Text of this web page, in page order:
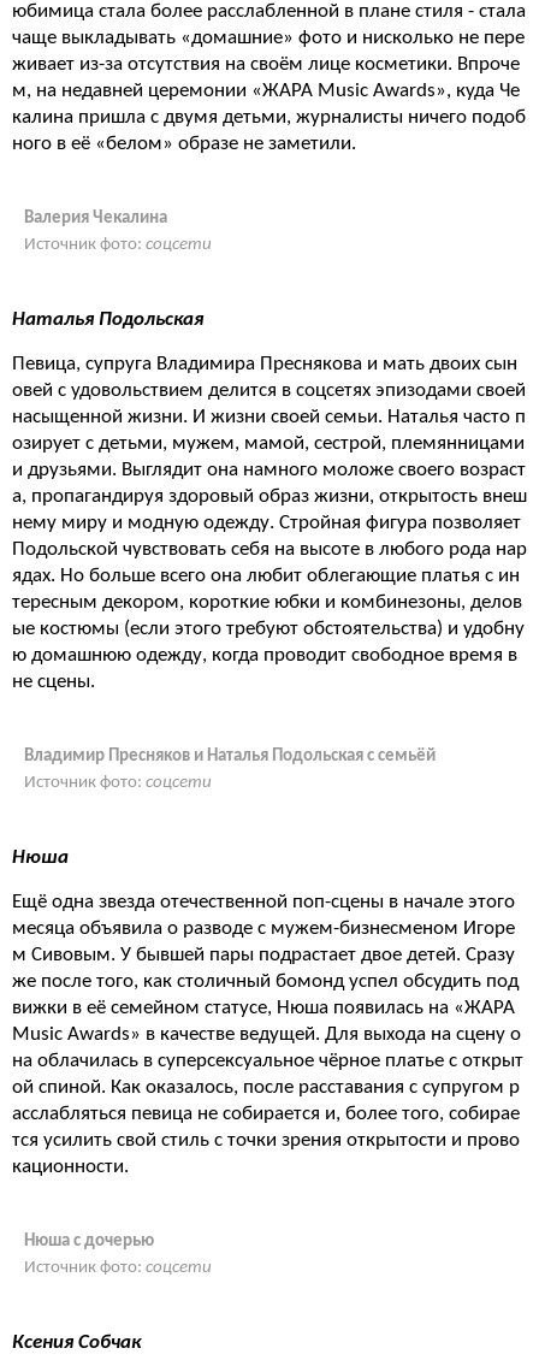
юбимица стала более расслабленной в плане стиля - стала
чаще выкладывать «домашние» фото и нисколько не пере
живает из-за отсутствия на своём лице косметики. Впроче
м, на недавней церемонии «ЖАРА Music Awards», куда Че
калина пришла с двумя детьми, журналисты ничего подоб
ного в её «белом» образе не заметили.
Валерия Чекалина
Источник фото: соцсети
Наталья Подольская
Певица, супруга Владимира Преснякова и мать двоих сын
овей с удовольствием делится в соцсетях эпизодами своей
насыщенной жизни. И жизни своей семьи. Наталья часто п
озирует с детьми, мужем, мамой, сестрой, племянницами
и друзьями. Выглядит она намного моложе своего возраст
а, пропагандируя здоровый образ жизни, открытость внеш
нему миру и модную одежду. Стройная фигура позволяет
Подольской чувствовать себя на высоте в любого рода нар
ядах. Но больше всего она любит облегающие платья с ин
тересным декором, короткие юбки и комбинезоны, делов
ые костюмы (если этого требуют обстоятельства) и удобну
ю домашнюю одежду, когда проводит свободное время в
не сцены.
Владимир Пресняков и Наталья Подольская с семьёй
Источник фото: соцсети
Нюша
Ещё одна звезда отечественной поп-сцены в начале этого
месяца объявила о разводе с мужем-бизнесменом Игоре
м Сивовым. У бывшей пары подрастает двое детей. Сразу
же после того, как столичный бомонд успел обсудить под
вижки в её семейном статусе, Нюша появилась на «ЖАРА
Music Awards» в качестве ведущей. Для выхода на сцену о
на облачилась в суперсексуальное чёрное платье с открыт
ой спиной. Как оказалось, после расставания с супругом р
асслабляться певица не собирается и, более того, собирае
тся усилить свой стиль с точки зрения открытости и прово
кационности.
Нюша с дочерью
Источник фото: соцсети
Ксения Собчак